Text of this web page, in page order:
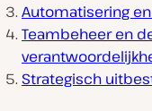
Automatisering
Teambeheer en
Strategisch